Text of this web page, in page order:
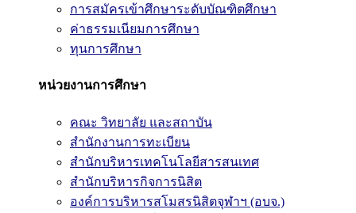
การสมัครเข้าศึกษาระดับบัณฑิตศึกษา
ค่าธรรมเนียมการศึกษา
ทุนการศึกษา
หน่วยงานการศึกษา
คณะ วิทยาลัย และสถาบัน
สำนักงานการทะเบียน
สำนักบริหารเทคโนโลยีสารสนเทศ
สำนักบริหารกิจการนิสิต
องค์การบริหารสโมสรนิสิตจุฬาฯ (อบจ.)